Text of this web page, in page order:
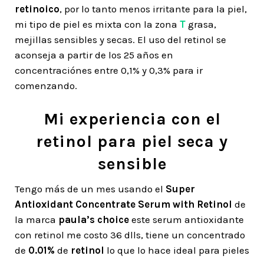
retinoico, por lo tanto menos irritante para la piel,
mi tipo de piel es mixta con la zona T grasa,
mejillas sensibles y secas. El uso del retinol se
aconseja a partir de los 25 años en
concentraciónes entre 0,1% y 0,3% para ir
comenzando.
Mi experiencia con el
retinol para piel seca y
sensible
Tengo más de un mes usando el Super
Antioxidant Concentrate Serum with Retinol de
la marca paula’s choice este serum antioxidante
con retinol me costo 36 dlls, tiene un concentrado
de 0.01% de retinol lo que lo hace ideal para pieles